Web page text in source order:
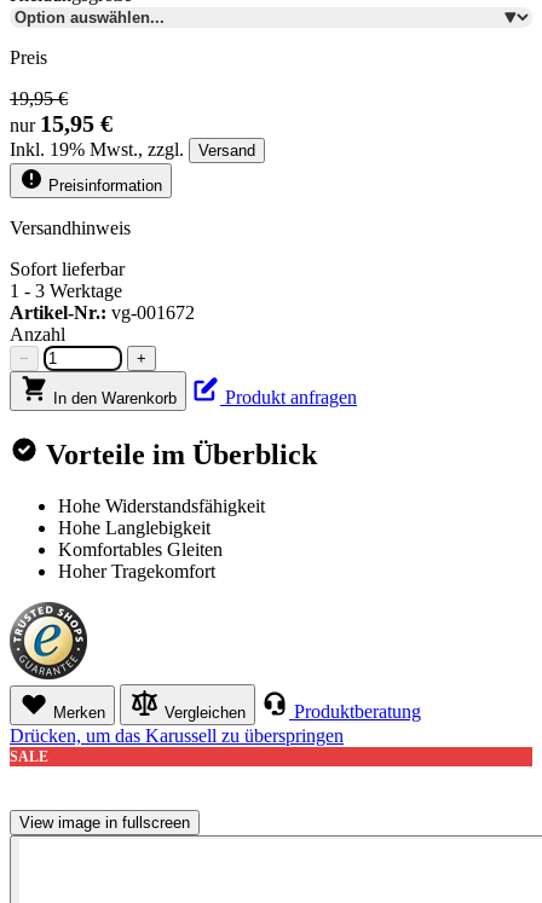
Preis
19,95 €
nur 15,95 €
Inkl. 19% Mwst., zzgl.
Versand
Preisinformation
Versandhinweis
Sofort lieferbar
1 - 3 Werktage
Artikel-Nr.: vg-001672
Anzahl
− +
In den Warenkorb Produkt anfragen
Vorteile im Überblick
Hohe Widerstandsfähigkeit
Hohe Langlebigkeit
Komfortables Gleiten
Hoher Tragekomfort
Merken Vergleichen
Produktberatung
Drücken, um das Karussell zu überspringen
SALE
View image in fullscreen